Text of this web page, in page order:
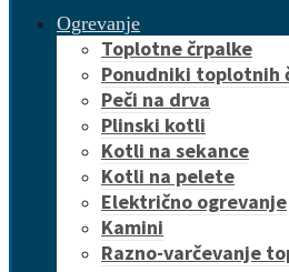
Ogrevanje
Toplotne črpalke
Ponudniki toplotnih
Peči na drva
Plinski kotli
Kotli na sekance
Kotli na pelete
Električno ogrevanje
Kamini
Razno-varčevanje